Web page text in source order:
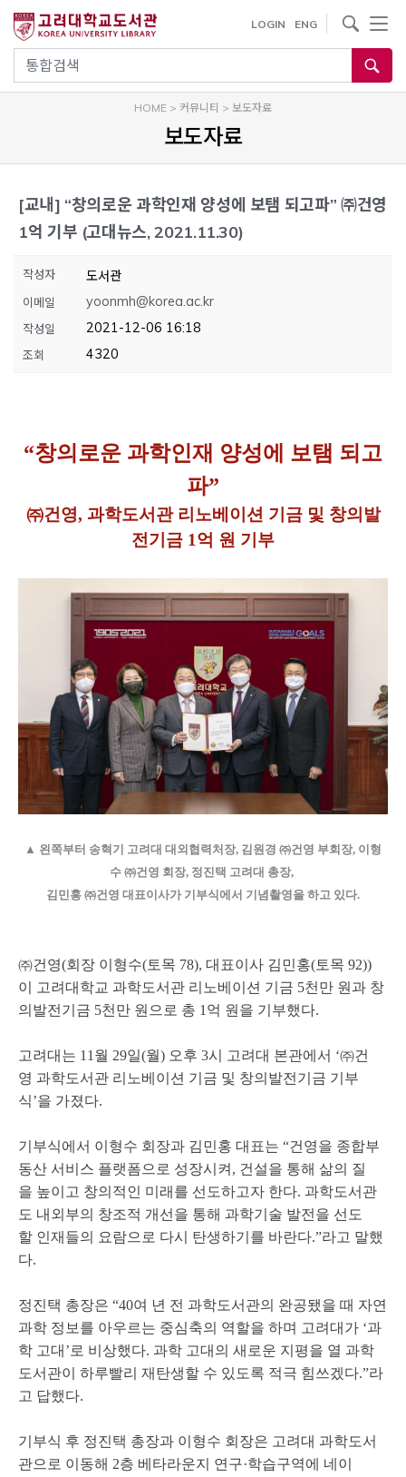
건
기
통합검색
LOGIN ENG
사이트내 검색
HOME > 커뮤니티 > 보도자료
보도자료
[교내] “창의로운 과학인재 양성에 보탬 되고파” ㈜건영
1억 기부 (고대뉴스, 2021.11.30)
작성자 도서관
이메일 yoonmh@korea.ac.kr
작성일 2021-12-06 16:18
조회 4320
“창의로운 과학인재 양성에 보탬 되고
파”
㈜건영, 과학도서관 리노베이션 기금 및 창의발
전기금 1억 원 기부
▲ 왼쪽부터 송혁기 고려대 대외협력처장, 김원경 ㈜건영 부회장, 이형
수 ㈜건영 회장, 정진택 고려대 총장,
김민홍 ㈜건영 대표이사가 기부식에서 기념촬영을 하고 있다.
㈜건영(회장 이형수(토목 78), 대표이사 김민홍(토목 92))
이 고려대학교 과학도서관 리노베이션 기금 5천만 원과 창
의발전기금 5천만 원으로 총 1억 원을 기부했다.
고려대는 11월 29일(월) 오후 3시 고려대 본관에서 ‘㈜건
영 과학도서관 리노베이션 기금 및 창의발전기금 기부
식’을 가졌다.
기부식에서 이형수 회장과 김민홍 대표는 “건영을 종합부
동산 서비스 플랫폼으로 성장시켜, 건설을 통해 삶의 질
을 높이고 창의적인 미래를 선도하고자 한다. 과학도서관
도 내외부의 창조적 개선을 통해 과학기술 발전을 선도
할 인재들의 요람으로 다시 탄생하기를 바란다.”라고 말했
다.
정진택 총장은 “40여 년 전 과학도서관의 완공됐을 때 자연
과학 정보를 아우르는 중심축의 역할을 하며 고려대가 ‘과
학 고대’로 비상했다. 과학 고대의 새로운 지평을 열 과학
도서관이 하루빨리 재탄생할 수 있도록 적극 힘쓰겠다.”라
고 답했다.
기부식 후 정진택 총장과 이형수 회장은 고려대 과학도서
관으로 이동해 2층 베타라운지 연구·학습구역에 네이